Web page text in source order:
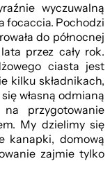
wyczuwalną
focaccia. Pochodzi
do północnej
przez cały rok.
ciasta jest
kilku składnikach,
własną odmianą
przygotowanie
My dzielimy się
kanapki, domową
zajmie tylko